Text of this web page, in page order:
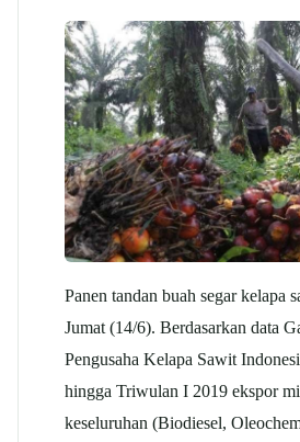
Panen tandan buah segar kelapa
Jumat (14/6). Berdasarkan data
Pengusaha Kelapa Sawit
hingga Triwulan I 2019 ekspor
keseluruhan (Biodiesel,